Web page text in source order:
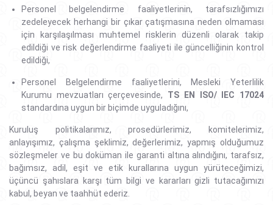
Personel belgelendirme faaliyetlerinin, tarafsızlığımızı
zedeleyecek herhangi bir çıkar çatışmasına neden olmaması
için karşılaşılması muhtemel risklerin düzenli olarak takip
edildiği ve risk değerlendirme faaliyeti ile güncelliğinin kontrol
edildiği,
Personel Belgelendirme faaliyetlerini, Mesleki Yeterlilik
Kurumu mevzuatları çerçevesinde, TS EN ISO/ IEC 17024
standardına uygun bir biçimde uyguladığını,
Kuruluş politikalarımız, prosedürlerimiz, komitelerimiz,
anlayışımız, çalışma şeklimiz, değerlerimiz, yapmış olduğumuz
sözleşmeler ve bu doküman ile garanti altına alındığını, tarafsız,
bağımsız, adil, eşit ve etik kurallarına uygun yürüteceğimizi,
üçüncü şahıslara karşı tüm bilgi ve kararları gizli tutacağımızı
kabul, beyan ve taahhüt ederiz.